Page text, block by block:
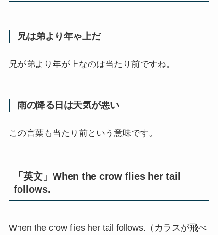
兄は弟より年ゃ上だ
兄が弟より年が上なのは当たり前ですね。
雨の降る日は天気が悪い
この言葉も当たり前という意味です。
「英文」When the crow flies her tail
follows.
When the crow flies her tail follows.（カラスが飛べ